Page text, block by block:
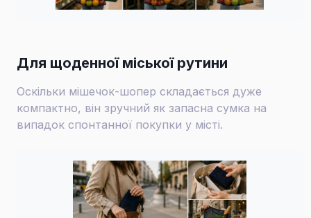
Для щоденної міської рутини
Оскільки мішечок-шопер складається дуже
компактно, він зручний як запасна сумка на
випадок спонтанної покупки у місті.